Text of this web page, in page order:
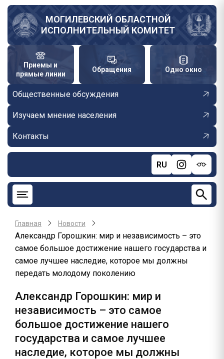
Перейти
основному
содержанию
МОГИЛЕВСКИЙ ОБЛАСТНОЙ
ИСПОЛНИТЕЛЬНЫЙ КОМИТЕТ
Приемы и
прямые линии
Обращения Одно окно
Общественные обсуждения
Изучаем мнение населения
Контакты
RU
Главная Новости
Александр Горошкин: мир и независимость – это
самое большое достижение нашего государства и
самое лучшее наследие, которое мы должны
передать молодому поколению
Александр Горошкин: мир и
независимость – это самое
большое достижение нашего
государства и самое лучшее
наследие, которое мы должны